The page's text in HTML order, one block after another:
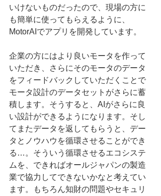
いけないものだったので、現場の方に
も簡単に使ってもらえるように、
MotorAIでアプリを開発しています。
企業の方にはより良いモータを作って
いただき、さらにそのモータのデータ
をフィードバックしていただくことで
モータ設計のデータセットがさらに蓄
積します。そうすると、AIがさらに良
い設計ができるようになります。そし
てまたデータを返してもらうと、デー
タとノウハウを循環させることができ
る…。そういう循環させるエコシステ
ムを、できればオールジャパンの製造
業で協力してできないかなと考えてい
ます。もちろん知財の問題やセキュリ